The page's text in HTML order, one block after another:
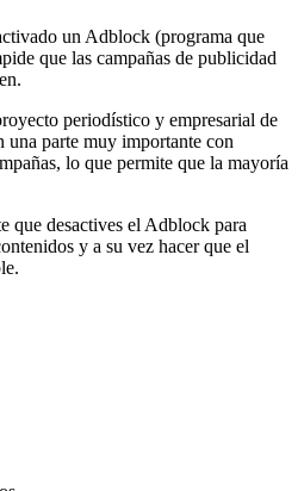
un Adblock (programa que
que las campañas de publicidad
periodístico y empresarial de
una parte muy importante con
lo que permite que la mayoría
que desactives el Adblock para
y a su vez hacer que el